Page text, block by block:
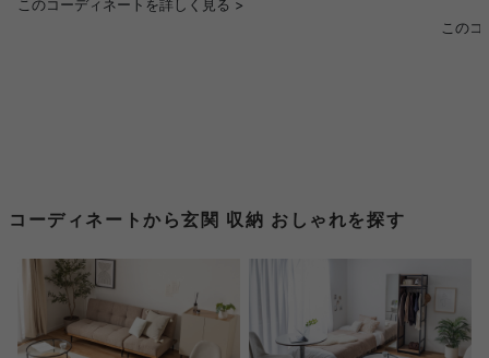
このコーディネートを詳しく見る >
この
コーディネートから玄関 収納 おしゃれを探す